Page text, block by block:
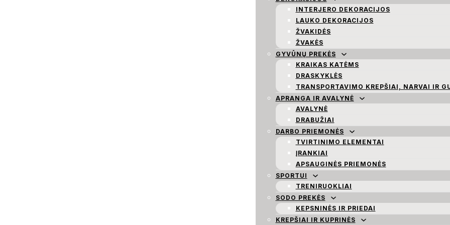
INTERJERO DEKORACIJOS
LAUKO DEKORACIJOS
ŽVAKIDĖS
ŽVAKĖS
GYVŪNŲ PREKĖS
KRAIKAS KATĖMS
DRASKYKLĖS
TRANSPORTAVIMO KREPŠIAI, NARVAI IR
APRANGA IR AVALYNĖ
AVALYNĖ
DRABUŽIAI
DARBO PRIEMONĖS
TVIRTINIMO ELEMENTAI
ĮRANKIAI
APSAUGINĖS PRIEMONĖS
SPORTUI
TRENIRUOKLIAI
SODO PREKĖS
KEPSNINĖS IR PRIEDAI
KREPŠIAI IR KUPRINĖS